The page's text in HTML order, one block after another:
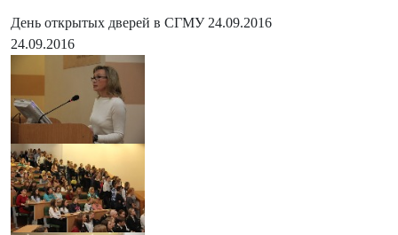
День открытых дверей в СГМУ 24.09.2016
24.09.2016